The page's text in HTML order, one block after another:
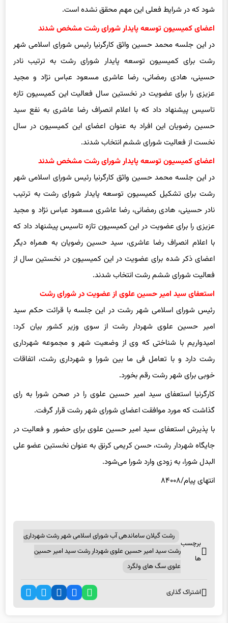
شود که در شرایط فعلی این مهم محقق نشده است.
اعضای کمیسیون توسعه پایدار شورای رشت مشخص شدند
در این جلسه محمد حسین واثق کارگرنیا رئیس شورای اسلامی شهر
رشت برای کمیسیون توسعه پایدار شورای رشت به ترتیب نادر
حسینی، هادی رمضانی، رضا عاشری مسعود عباس نژاد و مجید
عزیزی را برای عضویت در نخستین سال فعالیت این کمیسیون تازه
تاسیس پیشنهاد داد که با اعلام انصراف رضا عاشری به نفع سید
حسین رضویان این افراد به عنوان اعضای این کمیسیون در سال
نخست از فعالیت شورای ششم انتخاب شدند.
اعضای کمیسیون توسعه پایدار شورای رشت مشخص شدند
در این جلسه محمد حسین واثق کارگرنیا رئیس شورای اسلامی شهر
رشت برای تشکیل کمیسیون توسعه پایدار شورای رشت به ترتیب
نادر حسینی، هادی رمضانی، رضا عاشری مسعود عباس نژاد و مجید
عزیزی را برای عضویت در این کمیسیون تازه تاسیس پیشنهاد داد که
با اعلام انصراف رضا عاشری، سید حسین رضویان به همراه دیگر
اعضای ذکر شده برای عضویت در این کمیسیون در نخستین سال از
فعالیت شورای ششم رشت انتخاب شدند.
استعفای سید امیر حسین علوی از عضویت در شورای رشت
رئیس شورای اسلامی شهر رشت در این جلسه با قرائت حکم سید
امیر حسین علوی شهردار رشت از سوی وزیر کشور بیان کرد:
امیدواریم با شناختی که وی از وضعیت شهر و مجموعه شهرداری
رشت دارد و با تعامل فی ما بین شورا و شهرداری رشت، اتفاقات
خوبی برای شهر رشت رقم بخورد.
کارگرنیا استعفای سید امیر حسین علوی را در صحن شورا به رای
گذاشت که مورد موافقت اعضای شورای شهر رشت قرار گرفت.
با پذیرش استعفای سید امیر حسین علوی برای حضور و فعالیت در
جایگاه شهردار رشت، حسن کریمی کرنق به عنوان نخستین عضو علی
البدل شورا، به زودی وارد شورا می‌شود.
انتهای پیام/۸۴۰۰۸
برچسب
ها
رشت گیلان ساماندهی آب شورای اسلامی شهر رشت شهرداری
رشت سید امیر حسین علوی شهردار رشت سید امیر حسین
علوی سگ های ولگرد
اشتراک گذاری